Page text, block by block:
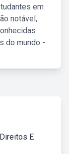
em
notável,
do mundo -
E